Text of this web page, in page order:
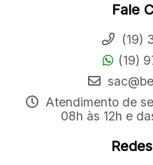
Fale
(19)
(19)
Atendimento de
08h às 12h e